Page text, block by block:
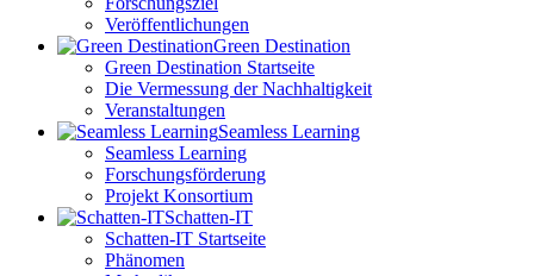
Veröffentlichungen
Green Destination
Green Destination Startseite
Die Vermessung der Nachhaltigkeit
Veranstaltungen
Seamless Learning
Seamless Learning
Forschungsförderung
Projekt Konsortium
Schatten-IT
Schatten-IT Startseite
Phänomen